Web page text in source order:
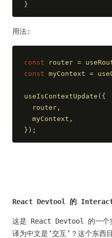
}
用法:
const router =
const myContext =
useIsContextUpdate({
  router,
  myContext,
});
React Devtool 的
这是 React Devtool 的一
译为中文是‘交互’？这个东西